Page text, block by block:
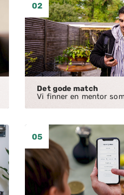
02
Det gode match
Vi finner en mentor
05